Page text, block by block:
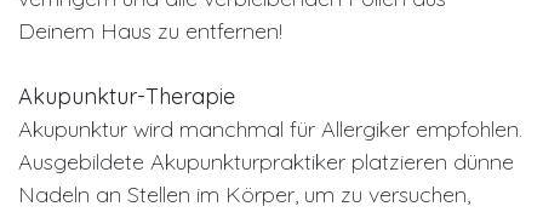
Deinem Haus zu entfernen!
Akupunktur-Therapie
Akupunktur wird manchmal für Allergiker empfohlen.
Ausgebildete Akupunkturpraktiker platzieren dünne
Nadeln an Stellen im Körper, um zu versuchen,